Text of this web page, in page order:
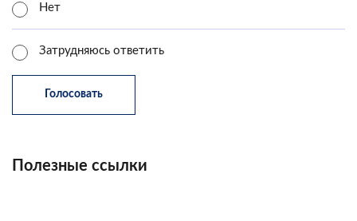
Нет
Затрудняюсь ответить
Полезные ссылки